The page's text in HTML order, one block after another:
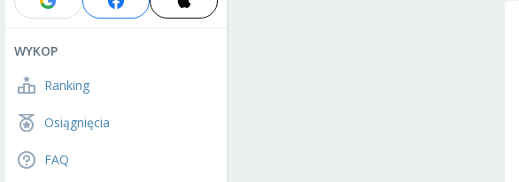
WYKOP
Ranking
Osiągnięcia
FAQ